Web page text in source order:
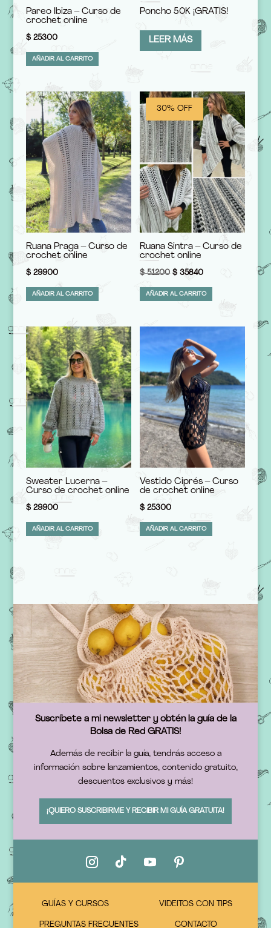
Pareo Ibiza – Curso de
crochet online
$25300
AÑADIR AL CARRITO
Poncho 50K ¡GRATIS!
LEER MÁS
Ruana Praga – Curso de
crochet online
$29900
AÑADIR AL CARRITO
30% OFF
Ruana Sintra – Curso de
crochet online
$51200 El
precio
original
$ 35840El
precio
actual
AÑADIR AL CARRITO
Sweater Lucerna –
Curso de crochet online
$29900
AÑADIR AL CARRITO
Vestido Ciprés – Curso
de crochet online
$ 25300
AÑADIR AL CARRITO
Suscríbete a mi newsletter y obtén la guía de la
Bolsa de Red GRATIS!
Además de recibir la guía, tendrás acceso a
información sobre lanzamientos, contenido gratuito,
descuentos exclusivos y más!
¡QUIERO SUSCRIBIRME Y RECIBIR MI GUÍA GRATUITA!
GUÍAS Y CURSOS VIDEITOS CON TIPS
PREGUNTAS FRECUENTES CONTACTO